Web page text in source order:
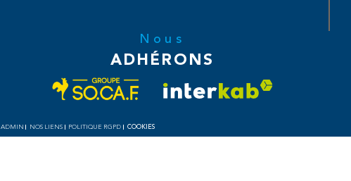
Nous
ADHÉRONS
ADMIN NOS LIENS POLITIQUE RGPD COOKIES